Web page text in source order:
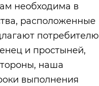
необходима в
расположенные
потребителю
и простыней,
наша
выполнения